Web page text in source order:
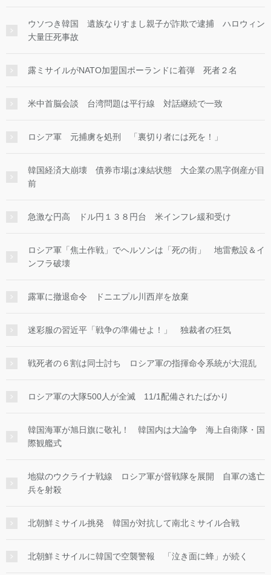
ウソつき韓国 遺族なりすまし親子が詐欺で逮捕 ハロウィン
大量圧死事故
露ミサイルがNATO加盟国ポーランドに着弾 死者２名
米中首脳会談 台湾問題は平行線 対話継続で一致
ロシア軍 元捕虜を処刑 「裏切り者には死を！」
韓国経済大崩壊 債券市場は凍結状態 大企業の黒字倒産が目
前
急激な円高 ドル円１３８円台 米インフレ緩和受け
ロシア軍「焦土作戦」でヘルソンは「死の街」 地雷敷設＆イ
ンフラ破壊
露軍に撤退命令 ドニエプル川西岸を放棄
迷彩服の習近平「戦争の準備せよ！」 独裁者の狂気
戦死者の６割は同士討ち ロシア軍の指揮命令系統が大混乱
ロシア軍の大隊500人が全滅 11/1配備されたばかり
韓国海軍が旭日旗に敬礼！ 韓国内は大論争 海上自衛隊・国
際観艦式
地獄のウクライナ戦線 ロシア軍が督戦隊を展開 自軍の逃亡
兵を射殺
北朝鮮ミサイル挑発 韓国が対抗して南北ミサイル合戦
北朝鮮ミサイルに韓国で空襲警報 「泣き面に蜂」が続く